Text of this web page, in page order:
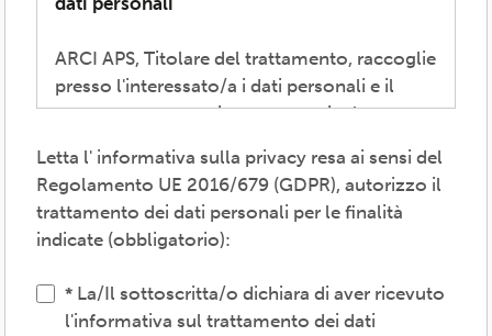
ARCI APS, Titolare del trattamento, raccoglie
presso l'interessato/a i dati personali e il
consenso necessari per consentire la
perseguire i valori propri del movimento
ARCI e affermati negli atti associativi
fondamentali -anche mediante attività,
convenzioni e servizi-, provvedere agli
vigenti, inviare comunicazioni promozionali.
Letta l' informativa sulla privacy resa ai sensi del
Regolamento UE 2016/679 (GDPR), autorizzo il
trattamento dei dati personali per le finalità
indicate (obbligatorio):
La/Il sottoscritta/o dichiara di aver ricevuto
l'informativa sul trattamento dei dati